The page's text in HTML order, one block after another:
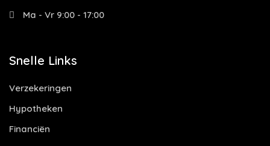
Ma - Vr 9:00 - 17:00
Snelle Links
Verzekeringen
Hypotheken
Financiën